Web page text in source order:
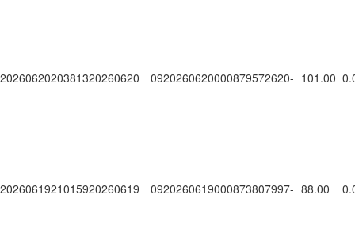
2026062020381320260620 0920260620000879572620- 101.00
2026061921015920260619 0920260619000873807997- 88.00